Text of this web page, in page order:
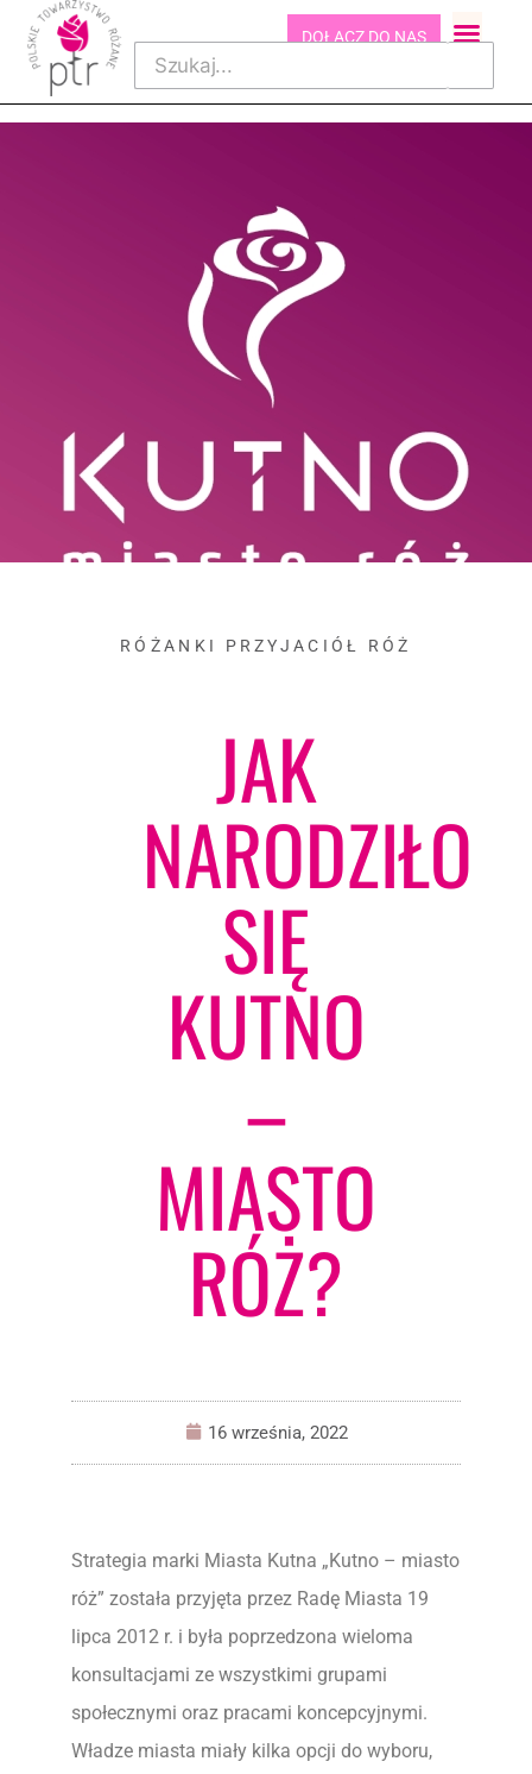
DOŁĄCZ DO NAS
RÓŻANKI PRZYJACIÓŁ RÓŻ
JAK
NARODZIŁO
SIĘ
KUTNO
–
MIASTO
RÓŻ?
16 września, 2022
Strategia marki Miasta Kutna „Kutno – miasto
róż” została przyjęta przez Radę Miasta 19
lipca 2012 r. i była poprzedzona wieloma
konsultacjami ze wszystkimi grupami
społecznymi oraz pracami koncepcyjnymi.
Władze miasta miały kilka opcji do wyboru,